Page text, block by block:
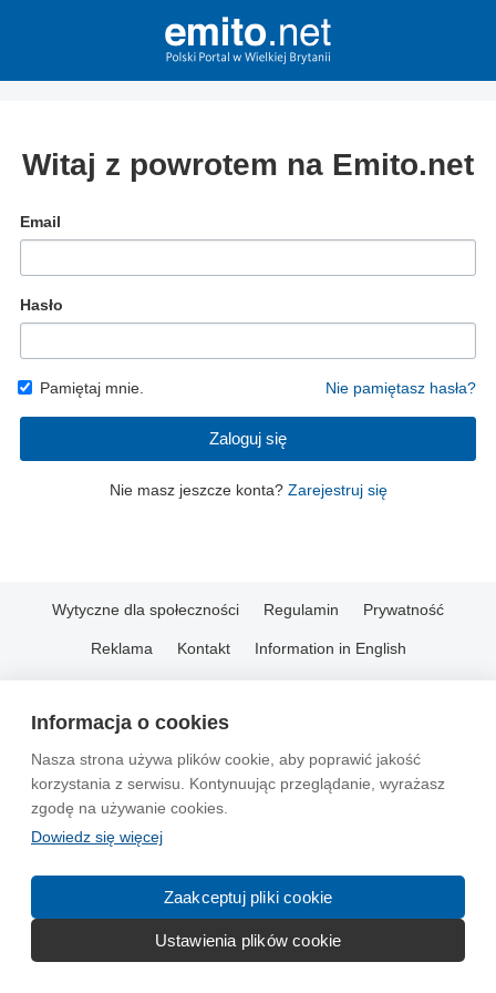
Informacja o cookies
Nasza strona używa plików cookie, aby poprawić jakość
korzystania z serwisu. Kontynuując przeglądanie, wyrażasz
zgodę na używanie cookies.
Dowiedz się więcej
Zaakceptuj pliki cookie
Ustawienia plików cookie
Witaj z powrotem na Emito.net
Email
Hasło
Pamiętaj mnie. Nie pamiętasz hasła?
Zaloguj się
Nie masz jeszcze konta? Zarejestruj się
Wytyczne dla społeczności Regulamin Prywatność
Reklama Kontakt Information in English